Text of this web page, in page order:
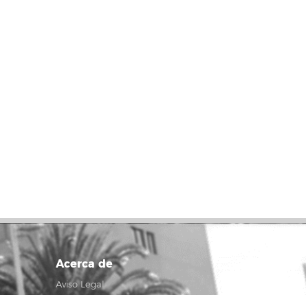
Acerca de
Aviso Legal